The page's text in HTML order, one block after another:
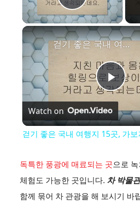
Play
P
l
y
걷기 좋은 국내 여행지 15곳, 가보지 않을래?
Watch on
걷기 좋은 국내 여행지 15곳, 가
독특한 풍광에 매료되는 곳으로
체험도 가능한 곳입니다. 차 박물관
함께 묶어 차 관광을 해 보시기 바